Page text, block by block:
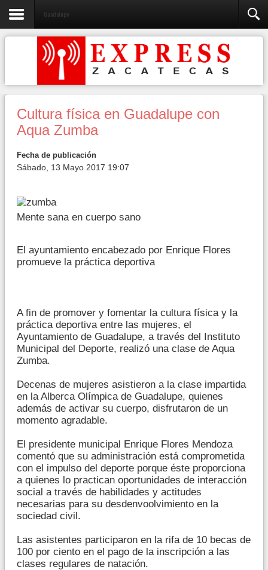
Guadalupe
Cultura física en Guadalupe con
Aqua Zumba
Fecha de publicación
Sábado, 13 Mayo 2017 19:07
Mente sana en cuerpo sano
El ayuntamiento encabezado por Enrique Flores
promueve la práctica deportiva
A fin de promover y fomentar la cultura física y la
práctica deportiva entre las mujeres, el
Ayuntamiento de Guadalupe, a través del Instituto
Municipal del Deporte, realizó una clase de Aqua
Zumba.
Decenas de mujeres asistieron a la clase impartida
en la Alberca Olímpica de Guadalupe, quienes
además de activar su cuerpo, disfrutaron de un
momento agradable.
El presidente municipal Enrique Flores Mendoza
comentó que su administración está comprometida
con el impulso del deporte porque éste proporciona
a quienes lo practican oportunidades de interacción
social a través de habilidades y actitudes
necesarias para su desdenvoolvimiento en la
sociedad civil.
Las asistentes participaron en la rifa de 10 becas de
100 por ciento en el pago de la inscripción a las
clases regulares de natación.